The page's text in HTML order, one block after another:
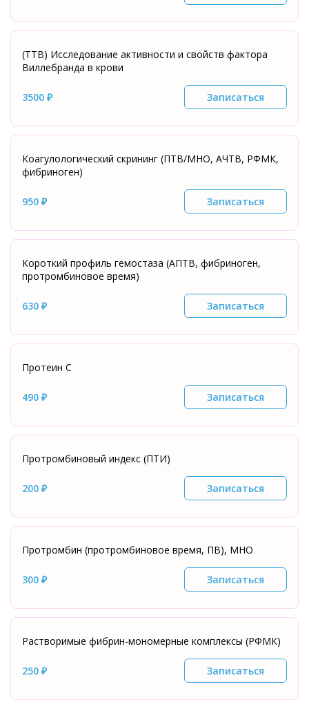
(ТТВ) Исследование активности и свойств фактора
Виллебранда в крови
3500 ₽ Записаться
Коагулологический скрининг (ПТВ/МНО, АЧТВ, РФМК,
фибриноген)
950 ₽ Записаться
Короткий профиль гемостаза (АПТВ, фибриноген,
протромбиновое время)
630 ₽ Записаться
Протеин С
490 ₽ Записаться
Протромбиновый индекс (ПТИ)
200 ₽ Записаться
Протромбин (протромбиновое время, ПВ), МНО
300 ₽ Записаться
Растворимые фибрин-мономерные комплексы (РФМК)
250 ₽ Записаться